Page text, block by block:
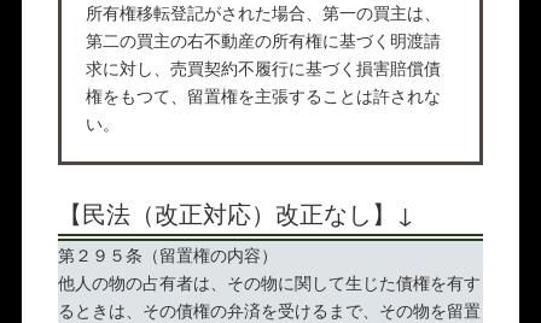
所有権移転登記がされた場合、第一の買主は、
第二の買主の右不動産の所有権に基づく明渡請
求に対し、売買契約不履行に基づく損害賠償債
権をもつて、留置権を主張することは許されな
い。
【民法（改正対応）改正なし】↓
第２９５条（留置権の内容）
他人の物の占有者は、その物に関して生じた債権を有す
るときは、その債権の弁済を受けるまで、その物を留置